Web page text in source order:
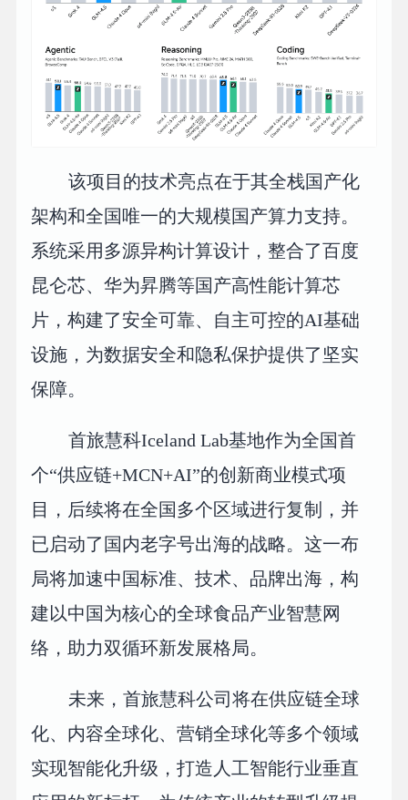
该项目的技术亮点在于其全栈国产化
架构和全国唯一的大规模国产算力支持。
系统采用多源异构计算设计，整合了百度
昆仑芯、华为昇腾等国产高性能计算芯
片，构建了安全可靠、自主可控的AI基础
设施，为数据安全和隐私保护提供了坚实
保障。
首旅慧科Iceland Lab基地作为全国首
个“供应链+MCN+AI”的创新商业模式项
目，后续将在全国多个区域进行复制，并
已启动了国内老字号出海的战略。这一布
局将加速中国标准、技术、品牌出海，构
建以中国为核心的全球食品产业智慧网
络，助力双循环新发展格局。
未来，首旅慧科公司将在供应链全球
化、内容全球化、营销全球化等多个领域
实现智能化升级，打造人工智能行业垂直